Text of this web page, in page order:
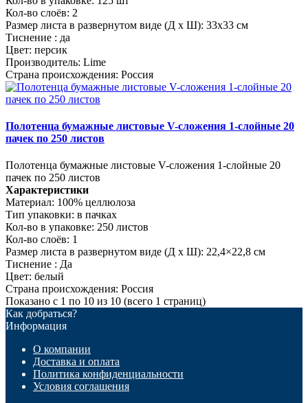
Кол-во слоёв: 2
Размер листа в развернутом виде (Д х Ш): 33x33 см
Тиснение : да
Цвет: персик
Производитель: Lime
Страна происхождения: Россия
Полотенца бумажные листовые V-сложения 1-слойные 20
пачек по 250 листов
Полотенца бумажные листовые V-сложения 1-слойные 20
пачек по 250 листов
Характеристики
Материал: 100% целлюлоза
Тип упаковки: в пачках
Кол-во в упаковке: 250 листов
Кол-во слоёв: 1
Размер листа в развернутом виде (Д х Ш): 22,4×22,8 см
Тиснение : Да
Цвет: белый
Страна происхождения: Россия
Показано с 1 по 10 из 10 (всего 1 страниц)
Как добраться?
Информация
О компании
Доставка и оплата
Политика конфиденциальности
Условия соглашения